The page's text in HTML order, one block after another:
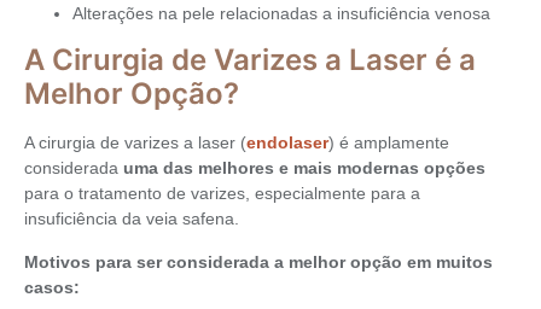
Alterações na pele relacionadas a insuficiência venosa
A Cirurgia de Varizes a Laser é a
Melhor Opção?
A cirurgia de varizes a laser (endolaser) é amplamente
considerada uma das melhores e mais modernas opções
para o tratamento de varizes, especialmente para a
insuficiência da veia safena.
Motivos para ser considerada a melhor opção em muitos
casos: